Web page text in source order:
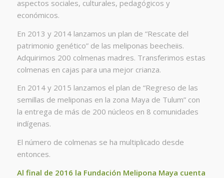
aspectos sociales, culturales, pedagógicos y
económicos.
En 2013 y 2014 lanzamos un plan de “Rescate del
patrimonio genético” de las meliponas beecheiis.
Adquirimos 200 colmenas madres. Transferimos estas
colmenas en cajas para una mejor crianza.
En 2014 y 2015 lanzamos el plan de “Regreso de las
semillas de meliponas en la zona Maya de Tulum” con
la entrega de más de 200 núcleos en 8 comunidades
indígenas.
El número de colmenas se ha multiplicado desde
entonces.
Al final de 2016 la Fundación Melipona Maya cuenta